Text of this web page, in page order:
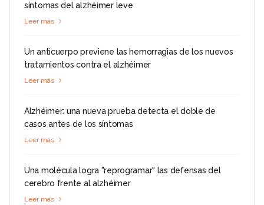
síntomas del alzhéimer leve
Leer más
Un anticuerpo previene las hemorragias de los nuevos
tratamientos contra el alzhéimer
Leer más
Alzhéimer: una nueva prueba detecta el doble de
casos antes de los síntomas
Leer más
Una molécula logra "reprogramar" las defensas del
cerebro frente al alzhéimer
Leer más